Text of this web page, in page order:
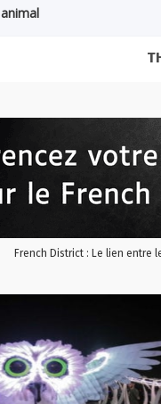
animal
French District : Le lien entre